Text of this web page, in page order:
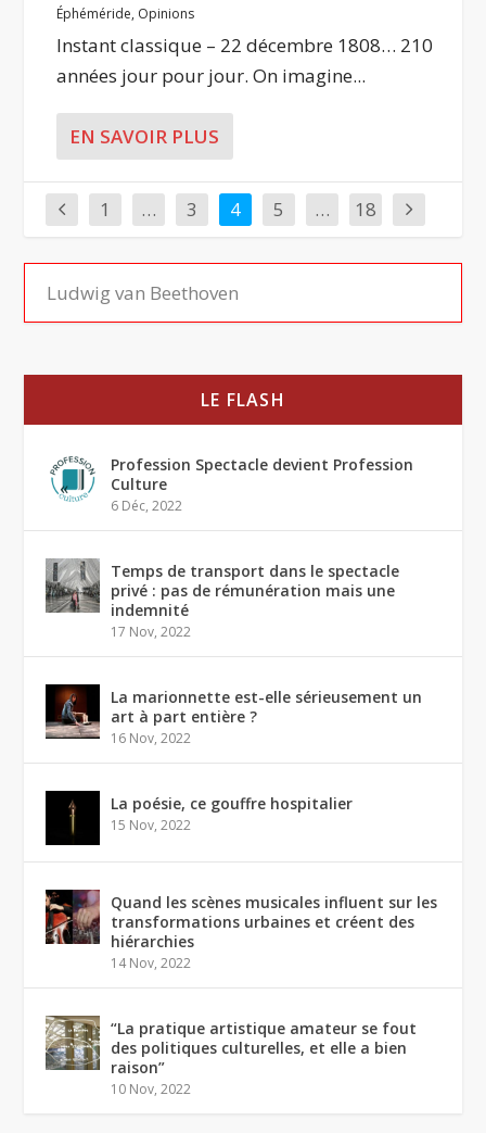
Éphéméride, Opinions
Instant classique – 22 décembre 1808… 210
années jour pour jour. On imagine...
EN SAVOIR PLUS
1 … 3 4 5 … 18
LE FLASH
Profession Spectacle devient Profession
Culture
6 Déc, 2022
Temps de transport dans le spectacle
privé : pas de rémunération mais une
indemnité
17 Nov, 2022
La marionnette est-elle sérieusement un
art à part entière ?
16 Nov, 2022
La poésie, ce gouffre hospitalier
15 Nov, 2022
Quand les scènes musicales influent sur les
transformations urbaines et créent des
hiérarchies
14 Nov, 2022
“La pratique artistique amateur se fout
des politiques culturelles, et elle a bien
raison”
10 Nov, 2022